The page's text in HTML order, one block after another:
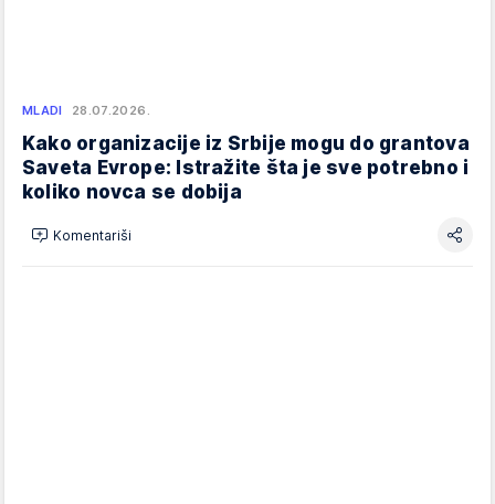
MLADI 28.07.2026.
Kako organizacije iz Srbije mogu do grantova
Saveta Evrope: Istražite šta je sve potrebno i
koliko novca se dobija
Komentariši